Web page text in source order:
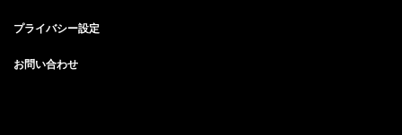
プライバシー設定
お問い合わせ